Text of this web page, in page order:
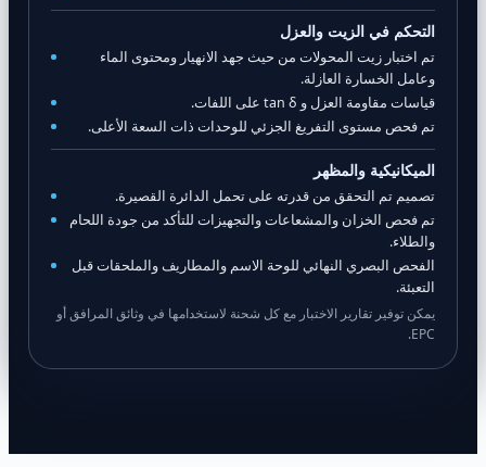
التحكم في الزيت والعزل
تم اختبار زيت المحولات من حيث جهد الانهيار ومحتوى الماء
وعامل الخسارة العازلة.
قياسات مقاومة العزل و tan δ على اللفات.
تم فحص مستوى التفريغ الجزئي للوحدات ذات السعة الأعلى.
الميكانيكية والمظهر
تصميم تم التحقق من قدرته على تحمل الدائرة القصيرة.
تم فحص الخزان والمشعاعات والتجهيزات للتأكد من جودة اللحام
والطلاء.
الفحص البصري النهائي للوحة الاسم والمطاريف والملحقات قبل
التعبئة.
يمكن توفير تقارير الاختبار مع كل شحنة لاستخدامها في وثائق المرافق أو
EPC.